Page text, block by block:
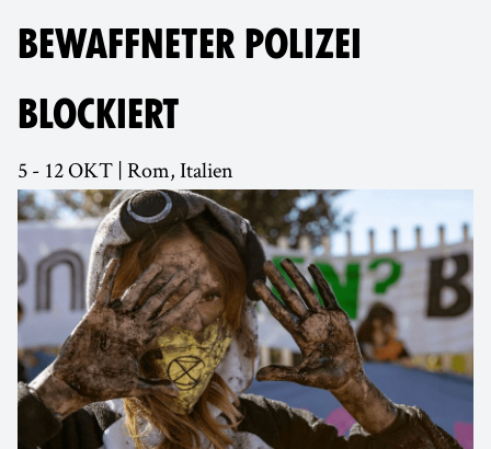
BEWAFFNETER POLIZEI
BLOCKIERT
5 - 12 OKT | Rom, Italien